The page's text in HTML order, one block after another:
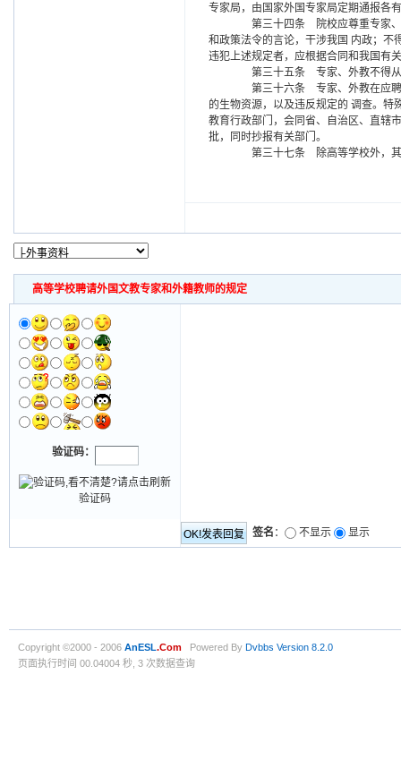
专家局，由国家外国专家局定期通报各
第三十四条 院校应尊重专家、
和政策法令的言论，干涉我国 内政；不
违犯上述规定者，应根据合同和我国有
第三十五条 专家、外教不得从
第三十六条 专家、外教在应聘
的生物资源，以及违反规定的 调查。特
教育行政部门，会同省、自治区、直辖
批，同时抄报有关部门。
第三十七条 除高等学校外，其
高等学校聘请外国文教专家和外籍教师的规定
验证码：
签名 ： 不显示 显示
Copyright ©2000 - 2006 AnESL.Com Powered By Dvbbs Version 8.2.0
页面执行时间 00.04004 秒, 3 次数据查询